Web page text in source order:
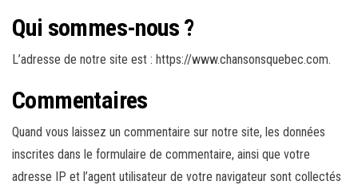
Qui sommes-nous ?
L’adresse de notre site est : https://www.chansonsquebec.com.
Commentaires
Quand vous laissez un commentaire sur notre site, les données
inscrites dans le formulaire de commentaire, ainsi que votre
adresse IP et l’agent utilisateur de votre navigateur sont collectés